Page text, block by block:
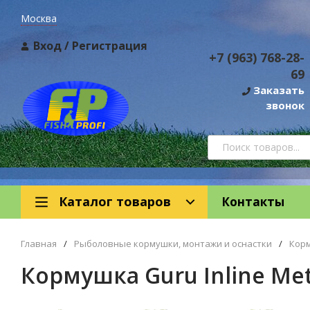
Москва
Вход/ Регистрация
+7 (963) 768-28-
69
Заказать
звонок
Каталог товаров Контакты
Главная / Рыболовные кормушки, монтажи и оснастки /
Кормушка Guru Inline